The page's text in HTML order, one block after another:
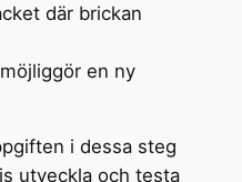
där brickan
en ny
i dessa steg
utveckla och testa